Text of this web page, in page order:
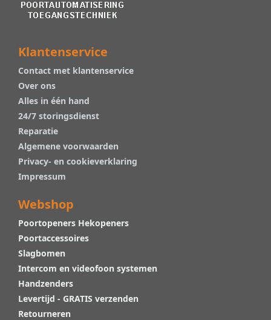
Klantenservice
Contact met klantenservice
Over ons
Alles in één hand
24/7 storingsdienst
Reparatie
Algemene voorwaarden
Privacy- en cookieverklaring
Impressum
Webshop
Poortopeners Hekopeners
Poortaccessoires
Slagbomen
Intercom en videofoon systemen
Handzenders
Levertijd - GRATIS verzenden
Retourneren